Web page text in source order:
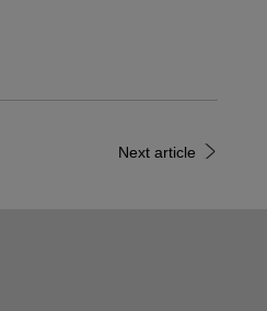
Next article